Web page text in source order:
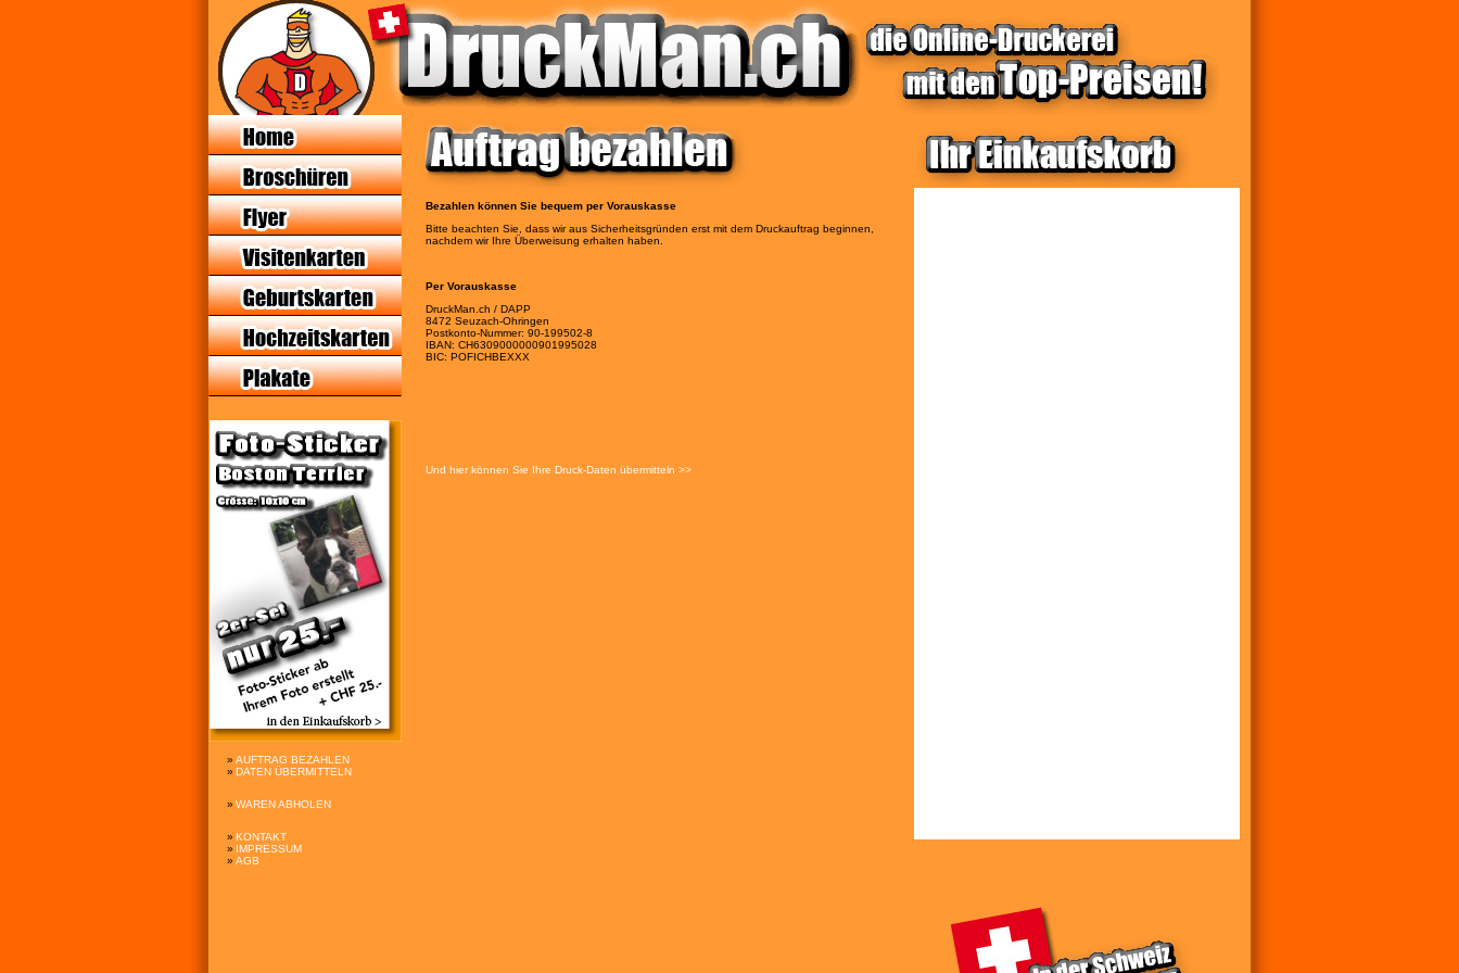
» AUFTRAG BEZAHLEN
» DATEN ÜBERMITTELN
» WAREN ABHOLEN
» KONTAKT
» IMPRESSUM
» AGB
Bezahlen können Sie bequem per Vorauskasse
Bitte beachten Sie, dass wir aus Sicherheitsgründen erst mit dem Druckauftrag beginnen,
nachdem wir Ihre Überweisung erhalten haben.
Per Vorauskasse
DruckMan.ch / DAPP
8472 Seuzach-Ohringen
Postkonto-Nummer: 90-199502-8
IBAN: CH6309000000901995028
BIC: POFICHBEXXX
Und hier können Sie Ihre Druck-Daten übermitteln >>